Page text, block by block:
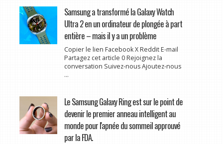
Samsung a transformé la Galaxy Watch
Ultra 2 en un ordinateur de plongée à part
entière – mais il y a un problème
Copier le lien Facebook X Reddit E-mail
Partagez cet article 0 Rejoignez la
conversation Suivez-nous Ajoutez-nous
...
Le Samsung Galaxy Ring est sur le point de
devenir le premier anneau intelligent au
monde pour l'apnée du sommeil approuvé
par la FDA.